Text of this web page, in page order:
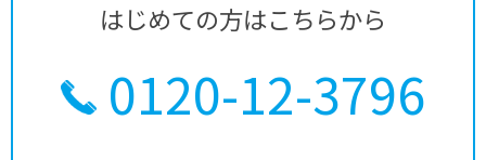
はじめての方はこちらから
0120-12-3796